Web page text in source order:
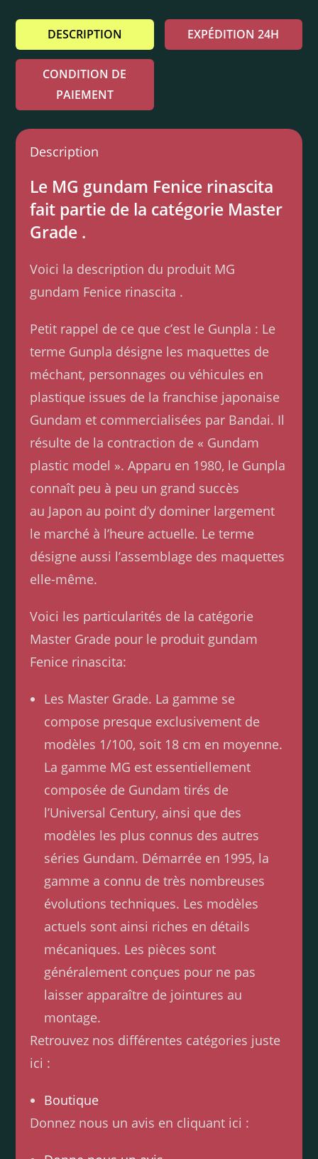
DESCRIPTION EXPÉDITION 24H
CONDITION DE
PAIEMENT
Description
Le MG gundam Fenice rinascita
fait partie de la catégorie Master
Grade .
Voici la description du produit MG
gundam Fenice rinascita .
Petit rappel de ce que c’est le Gunpla : Le
terme Gunpla désigne les maquettes de
méchant, personnages ou véhicules en
plastique issues de la franchise japonaise
Gundam et commercialisées par Bandai. Il
résulte de la contraction de « Gundam
plastic model ». Apparu en 1980, le Gunpla
connaît peu à peu un grand succès
au Japon au point d’y dominer largement
le marché à l’heure actuelle. Le terme
désigne aussi l’assemblage des maquettes
elle-même.
Voici les particularités de la catégorie
Master Grade pour le produit gundam
Fenice rinascita:
Les Master Grade. La gamme se
compose presque exclusivement de
modèles 1/100, soit 18 cm en moyenne.
La gamme MG est essentiellement
composée de Gundam tirés de
l’Universal Century, ainsi que des
modèles les plus connus des autres
séries Gundam. Démarrée en 1995, la
gamme a connu de très nombreuses
évolutions techniques. Les modèles
actuels sont ainsi riches en détails
mécaniques. Les pièces sont
généralement conçues pour ne pas
laisser apparaître de jointures au
montage.
Retrouvez nos différentes catégories juste
ici :
Boutique
Donnez nous un avis en cliquant ici :